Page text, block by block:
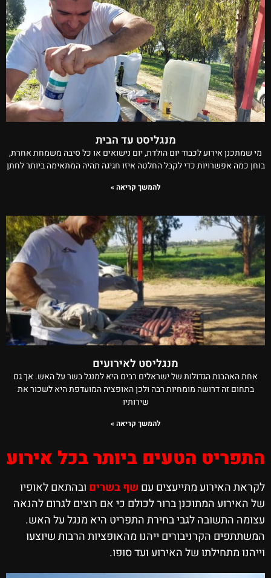
מנגליסט עד הבית
מי שמתכנן אירוע לכבוד יום הולדת, יום נישואים או כל סיבה משמחת אחרת,
בוחן כמה אפשרויות כדי לקבל החלטה איזו חגיגה תהיה המתאימה ביותר לחתן
להמשך קריאה »
מנגליסט לאירועים
אחת האהבות הגדולות של ישראלים רבים היא למנגל בשר על האש. אך גם
בתחום זה דרושה מומחיות רבה ולכן האופציה המועדפת היא לשכור את
שירותיו
להמשך קריאה »
התפריט הטעים ביותר בכל אירוע
לקראת האירוע מתייעצים עם שף בשרים ובהתאם לאופיו
של האירוע המתוכנן ברור לכולם כי אם רוצים לגרום להנאה
עצומה התשובה לגבי בחירת התפריט היא מנגל על האש.
המשתתפים הקרניבורים ייהנו מהאופציות הרבות שיוצעו
וייהנו מתחילתו של האירוע ועד סופו.